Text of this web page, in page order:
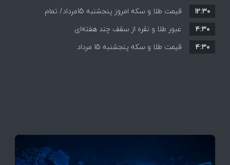
افزایش قیمت ها + جدول
قیمت طلا و سکه امروز پنجشنبه 15مرداد/ تمام
قیمت ها بر مدار افزایش + جدول
۱۲:۳۰
عبور طلا و نقره از سقف چند هفته‌ای
۴:۳۰
قیمت طلا و سکه پنجشنبه 15 مرداد
۴:۳۰